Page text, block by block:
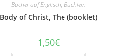
Bücher auf Englisch,Büchlein
Body of Christ, The (booklet)
1,50€